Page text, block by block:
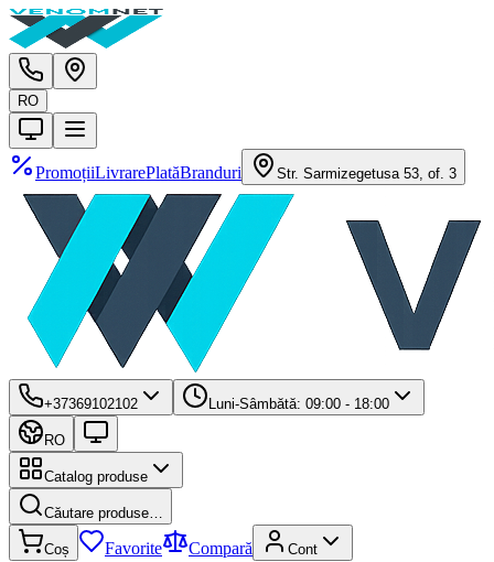
RO
PromoțiiLivrarePlatăBranduri Str. Sarmizegetusa 53, of. 3
+37369102102 Luni-Sâmbătă: 09:00 - 18:00
RO
Catalog produse
Căutare produse…
Coș Favorite Compară Cont